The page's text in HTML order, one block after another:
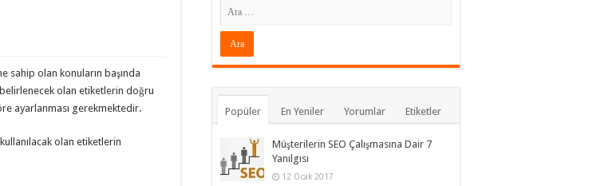
sahip olan konuların başında
olan etiketlerin doğru
ayarlanması gerekmektedir.
olan etiketlerin
Popüler En Yeniler Yorumlar Etiketler
Müşterilerin SEO Çalışmasına Dair 7
Yanılgısı
12 Ocak 2017